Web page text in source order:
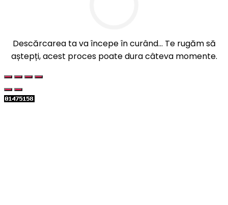
Descărcarea ta va începe în curând... Te rugăm să
aștepți, acest proces poate dura câteva momente.